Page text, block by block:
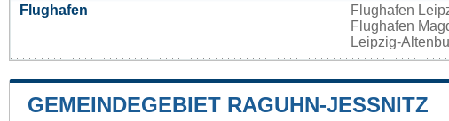
Flughafen Flughafen
Flughafen
Leipzig-
GEMEINDEGEBIET RAGUHN-JESSNITZ